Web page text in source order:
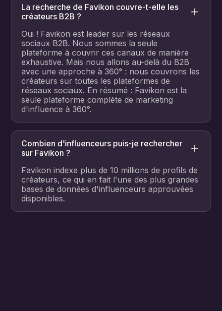
La recherche de Favikon couvre-t-elle les
créateurs B2B ?
Oui ! Favikon est leader sur les réseaux
sociaux B2B. Nous sommes la seule
plateforme à couvrir ces canaux de manière
exhaustive. Mais nous allons au-delà du B2B
avec une approche à 360° : nous couvrons les
créateurs sur toutes les plateformes de
réseaux sociaux. En résumé : Favikon est la
seule plateforme complète de marketing
d'influence à 360°.
Combien d'influenceurs puis-je rechercher
sur Favikon ?
Favikon indexe plus de 10 millions de profils de
créateurs, ce qui en fait l'une des plus grandes
bases de données d'influenceurs approuvées
disponibles.